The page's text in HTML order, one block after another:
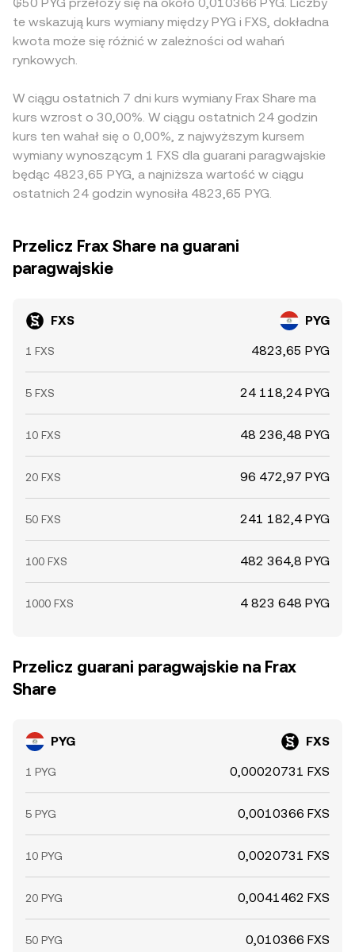
te wskazują kurs wymiany między PYG i FXS, dokładna
kwota może się różnić w zależności od wahań
rynkowych.
W ciągu ostatnich 7 dni kurs wymiany Frax Share ma
kurs wzrost o 30,00%. W ciągu ostatnich 24 godzin
kurs ten wahał się o 0,00%, z najwyższym kursem
wymiany wynoszącym 1 FXS dla guarani paragwajskie
będąc 4823,65 PYG, a najniższa wartość w ciągu
ostatnich 24 godzin wynosiła 4823,65 PYG.
Przelicz Frax Share na guarani
paragwajskie
FXS PYG
1 FXS 4823,65 PYG
5 FXS 24 118,24 PYG
10 FXS 48 236,48 PYG
20 FXS 96 472,97 PYG
50 FXS 241 182,4 PYG
100 FXS 482 364,8 PYG
1000 FXS 4 823 648 PYG
Przelicz guarani paragwajskie na Frax
Share
PYG FXS
1 PYG 0,00020731 FXS
5 PYG 0,0010366 FXS
10 PYG 0,0020731 FXS
20 PYG 0,0041462 FXS
50 PYG 0,010366 FXS